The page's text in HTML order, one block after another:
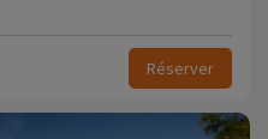
Réserver